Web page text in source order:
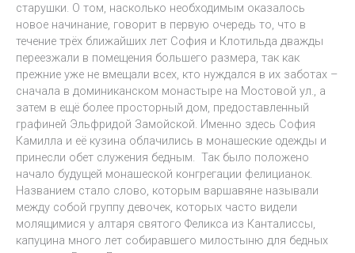
старушки. О том, насколько необходимым оказалось
новое начинание, говорит в первую очередь то, что в
течение трёх ближайших лет София и Клотильда дважды
переезжали в помещения большего размера, так как
прежние уже не вмещали всех, кто нуждался в их заботах –
сначала в доминиканском монастыре на Мостовой ул., а
затем в ещё более просторный дом, предоставленный
графиней Эльфридой Замойской. Именно здесь София
Камилла и её кузина облачились в монашеские одежды и
принесли обет служения бедным. Так было положено
начало будущей монашеской конгрегации фелицианок.
Названием стало слово, которым варшавяне называли
между собой группу девочек, которых часто видели
молящимися у алтаря святого Феликса из Канталиссы,
капуцина много лет собиравшего милостыню для бедных